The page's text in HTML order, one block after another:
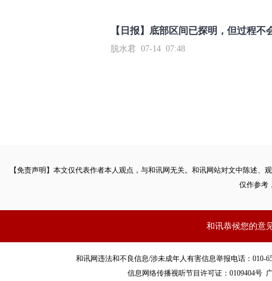
【日报】底部区间已探明，但过程不
脱水君 07-14 07:48
【免责声明】本文仅代表作者本人观点，与和讯网无关。和讯网站对文中陈述
仅作参考
和讯恭候您的意
和讯网违法和不良信息/涉未成年人有害信息举报电话：010-
信息网络传播视听节目许可证：0109404号